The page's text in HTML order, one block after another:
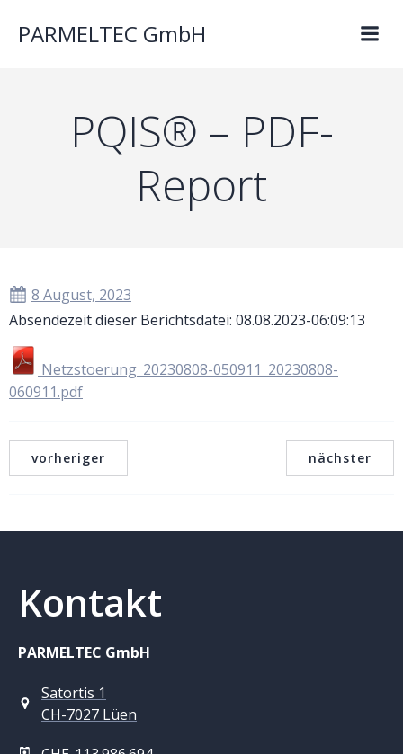
PARMELTEC GmbH
PQIS® – PDF-
Report
8 August, 2023
Absendezeit dieser Berichtsdatei: 08.08.2023-06:09:13
Netzstoerung_20230808-050911_20230808-
060911.pdf
vorheriger nächster
Kontakt
PARMELTEC GmbH
Satortis 1
CH-7027 Lüen